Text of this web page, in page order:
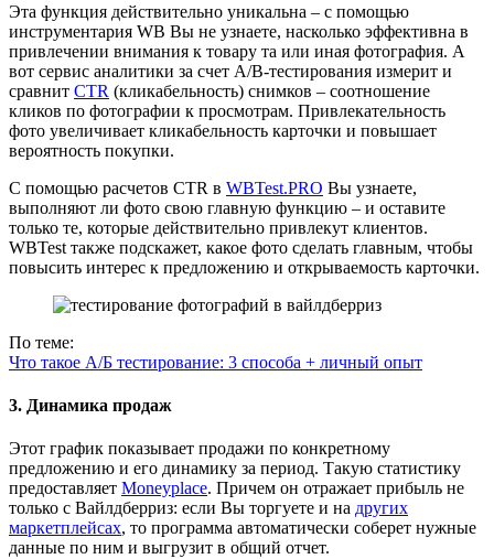
Эта функция действительно уникальна – с помощью
инструментария WB Вы не узнаете, насколько эффективна в
привлечении внимания к товару та или иная фотография. А
вот сервис аналитики за счет А/B-тестирования измерит и
сравнит CTR (кликабельность) снимков – соотношение
кликов по фотографии к просмотрам. Привлекательность
фото увеличивает кликабельность карточки и повышает
вероятность покупки.
С помощью расчетов CTR в WBTest.PRO Вы узнаете,
выполняют ли фото свою главную функцию – и оставите
только те, которые действительно привлекут клиентов.
WBTest также подскажет, какое фото сделать главным, чтобы
повысить интерес к предложению и открываемость карточки.
По теме:
Что такое A/Б тестирование: 3 способа + личный опыт
3. Динамика продаж
Этот график показывает продажи по конкретному
предложению и его динамику за период. Такую статистику
предоставляет Moneyplace. Причем он отражает прибыль не
только с Вайлдберриз: если Вы торгуете и на других
маркетплейсах, то программа автоматически соберет нужные
данные по ним и выгрузит в общий отчет.